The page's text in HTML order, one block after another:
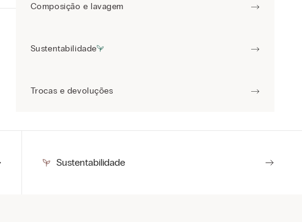
Composição e lavagem
Sustentabilidade
Trocas e devoluções
Sustentabilidade